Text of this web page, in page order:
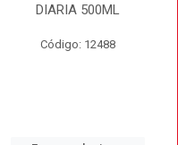
DIARIA 500ML
Código: 12488